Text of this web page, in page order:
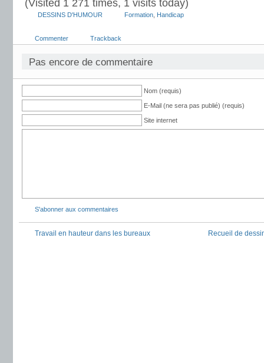
(Visited 1 271 times, 1 visits today)
DESSINS D'HUMOUR Formation Handicap
Commenter Trackback
Pas encore de commentaire
Nom (requis)
E-Mail (ne sera pas publié) (requis)
Site internet
S'abonner aux commentaires
Travail en hauteur dans les bureaux Recueil de